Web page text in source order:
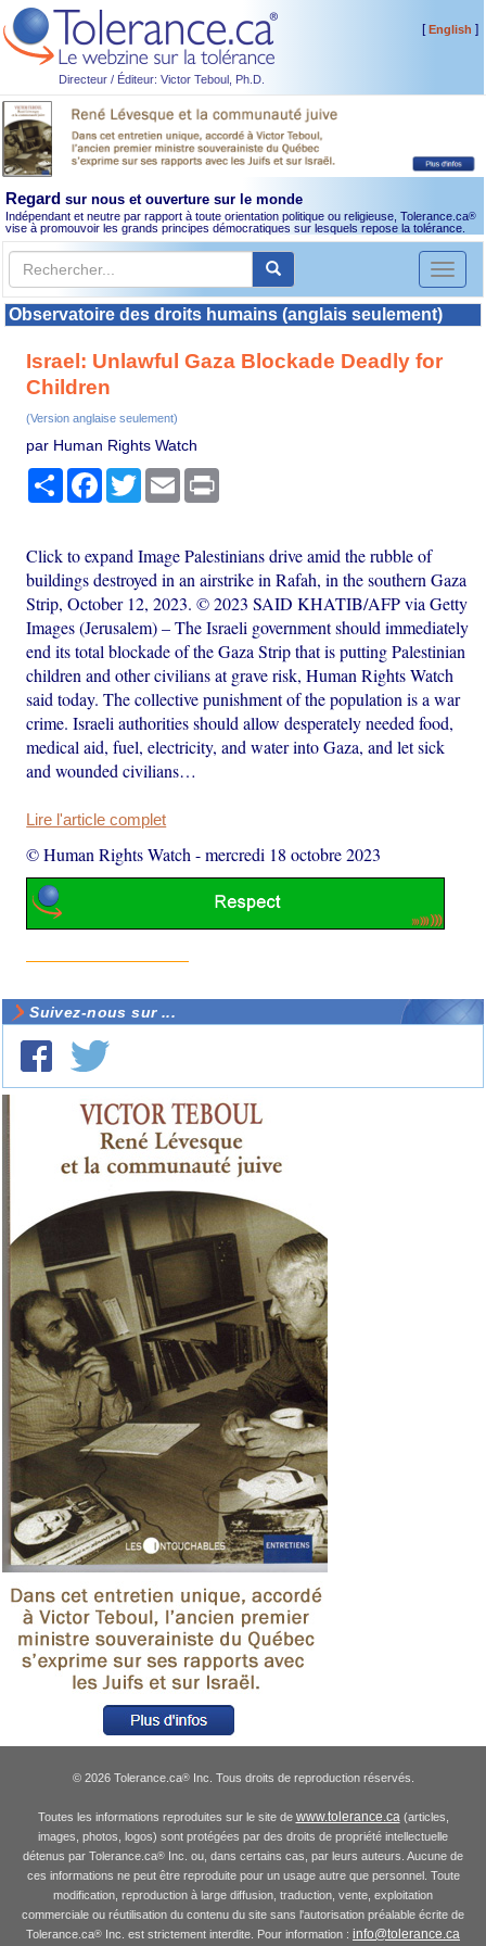
Directeur / Éditeur: Victor Teboul, Ph.D.
[English ]
Regard sur nous et ouverture sur le monde
Indépendant et neutre par rapport à toute orientation politique ou religieuse, Tolerance.ca®
vise à promouvoir les grands principes démocratiques sur lesquels repose la tolérance.
Toggle
Observatoire des droits humains (anglais seulement)
Israel: Unlawful Gaza Blockade Deadly for
Children
(Version anglaise seulement)
par Human Rights Watch
PartagerFacebook
TwitterEmail
Click to expand Image Palestinians drive amid the rubble of
buildings destroyed in an airstrike in Rafah, in the southern Gaza
Strip, October 12, 2023. © 2023 SAID KHATIB/AFP via Getty
Images (Jerusalem) – The Israeli government should immediately
end its total blockade of the Gaza Strip that is putting Palestinian
children and other civilians at grave risk, Human Rights Watch
said today. The collective punishment of the population is a war
crime. Israeli authorities should allow desperately needed food,
medical aid, fuel, electricity, and water into Gaza, and let sick
and wounded civilians…
Lire l'article complet
© Human Rights Watch -mercredi 18 octobre 2023
Suivez-nous sur ...
© 2026 Tolerance.ca®Inc. Tous droits de reproduction réservés.
Toutes les informations reproduites sur le site de www.tolerance.ca (articles,
images, photos, logos) sont protégées par des droits de propriété intellectuelle
détenus par Tolerance.ca® Inc. ou, dans certains cas, par leurs auteurs. Aucune de
ces informations ne peut être reproduite pour un usage autre que personnel. Toute
modification, reproduction à large diffusion, traduction, vente, exploitation
commerciale ou réutilisation du contenu du site sans l'autorisation préalable écrite de
Tolerance.ca® Inc. est strictement interdite. Pour information : info@tolerance.ca